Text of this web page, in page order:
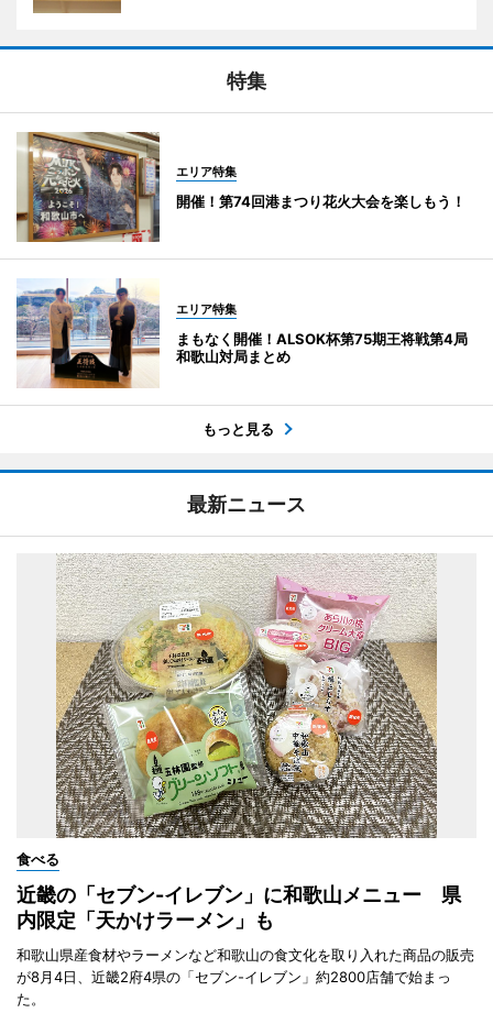
特集
エリア特集
開催！第74回港まつり花火大会を楽しもう！
エリア特集
まもなく開催！ALSOK杯第75期王将戦第4局
和歌山対局まとめ
もっと見る
最新ニュース
食べる
近畿の「セブン-イレブン」に和歌山メニュー 県
内限定「天かけラーメン」も
和歌山県産食材やラーメンなど和歌山の食文化を取り入れた商品の販売
が8月4日、近畿2府4県の「セブン-イレブン」約2800店舗で始まっ
た。